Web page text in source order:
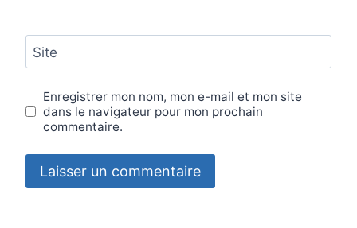
Site
Enregistrer mon nom, mon e-mail et mon site
dans le navigateur pour mon prochain
commentaire.